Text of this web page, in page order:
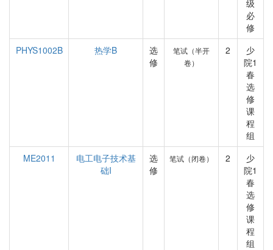
级
必
修
PHYS1002B
热学B
选
修
笔试（半开
卷）
2
少
院1
春
选
修
课
程
组
ME2011
电工电子技术基
础I
选
修
笔试（闭卷） 2
少
院1
春
选
修
课
程
组